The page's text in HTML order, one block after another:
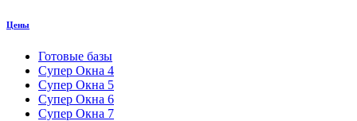
Цены
Готовые базы
Супер Окна 4
Супер Окна 5
Супер Окна 6
Супер Окна 7